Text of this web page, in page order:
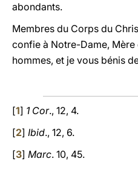
abondants.
Membres du Corps du
confie à Notre-Dame, Mère
hommes, et je vous bénis
[1] 1 Cor., 12, 4.
[2] Ibid., 12, 6.
[3] Marc. 10, 45.